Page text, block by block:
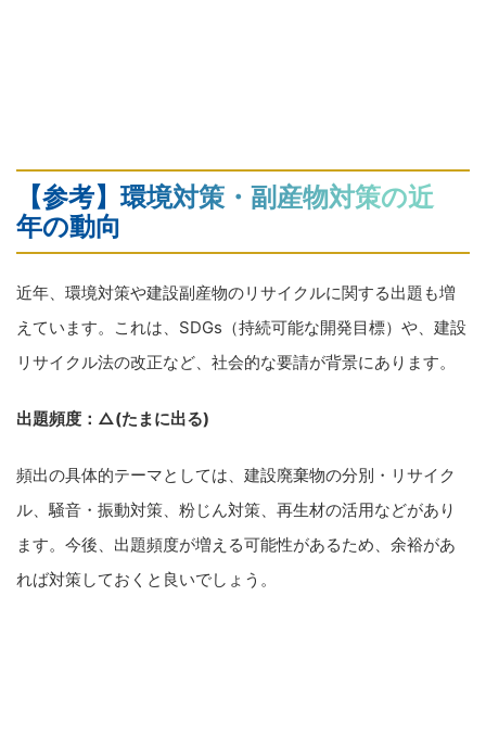
【参考】環境対策・副産物対策の近
年の動向
近年、環境対策や建設副産物のリサイクルに関する出題も増
えています。これは、SDGs（持続可能な開発目標）や、建設
リサイクル法の改正など、社会的な要請が背景にあります。
出題頻度：△(たまに出る)
頻出の具体的テーマとしては、建設廃棄物の分別・リサイク
ル、騒音・振動対策、粉じん対策、再生材の活用などがあり
ます。今後、出題頻度が増える可能性があるため、余裕があ
れば対策しておくと良いでしょう。